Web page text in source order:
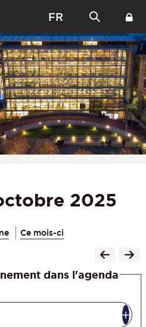
FR
2025
Ce mois-ci
dans l'agenda